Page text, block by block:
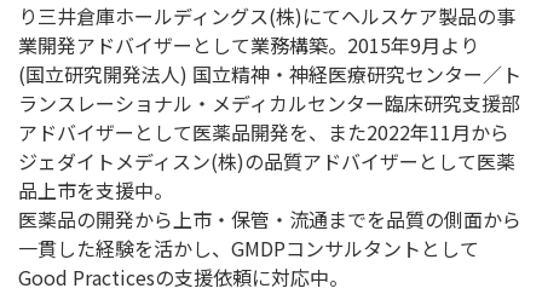
り三井倉庫ホールディングス(株)にてヘルスケア製品の事
業開発アドバイザーとして業務構築。2015年9月より
(国立研究開発法人) 国立精神・神経医療研究センター／ト
ランスレーショナル・メディカルセンター臨床研究支援部
アドバイザーとして医薬品開発を、また2022年11月から
ジェダイトメディスン(株)の品質アドバイザーとして医薬
品上市を支援中。
医薬品の開発から上市・保管・流通までを品質の側面から
一貫した経験を活かし、GMDPコンサルタントとして
Good Practicesの支援依頼に対応中。